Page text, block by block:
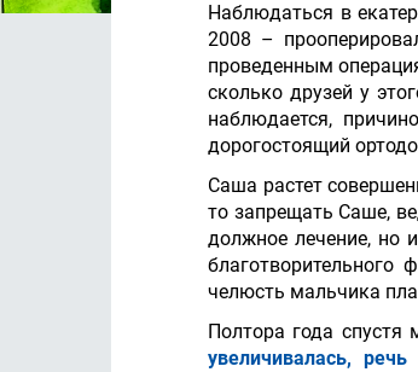
Наблюдаться в
2008 –
проведенным
сколько друзей у
наблюдается,
дорогостоящий
Саша растет
то запрещать Саше,
должное лечение, но
челюсть мальчика
Полтора года
увеличивалась,